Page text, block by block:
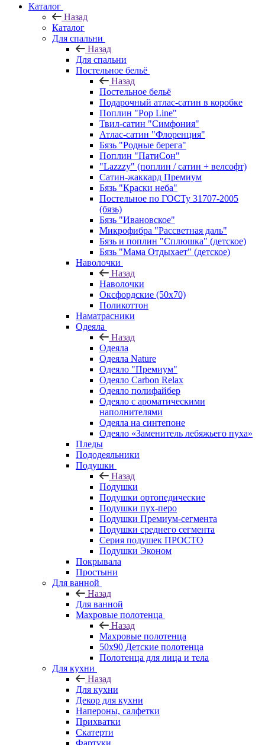
Каталог
Назад
Каталог
Для спальни
Назад
Для спальни
Постельное бельё
Назад
Постельное бельё
Подарочный атлас-сатин в коробке
Поплин "Pop Line"
Твил-сатин "Симфония"
Атлас-сатин "Флоренция"
Бязь "Родные берега"
Поплин "ПатиСон"
"Lazzzy" (поплин / сатин + велсофт)
Сатин-жаккард Премиум
Бязь "Краски неба"
Постельное по ГОСТу 31707-2005
(бязь)
Бязь "Ивановское"
Микрофибра "Рассветная даль"
Бязь и поплин "Сплюшка" (детское)
Бязь "Мама Отдыхает" (детское)
Наволочки
Назад
Наволочки
Оксфордские (50х70)
Поликоттон
Наматрасники
Одеяла
Назад
Одеяла
Одеяла Nature
Одеяло "Премиум"
Одеяло Carbon Relax
Одеяло полифайбер
Одеяло с ароматическими
наполнителями
Одеяла на синтепоне
Одеяло «Заменитель лебяжьего пуха»
Пледы
Пододеяльники
Подушки
Назад
Подушки
Подушки ортопедические
Подушки пух-перо
Подушки Премиум-сегмента
Подушки среднего сегмента
Серия подушек ПРОСТО
Подушки Эконом
Покрывала
Простыни
Для ванной
Назад
Для ванной
Махровые полотенца
Назад
Махровые полотенца
50х90 Детские полотенца
Полотенца для лица и тела
Для кухни
Назад
Для кухни
Декор для кухни
Напероны, салфетки
Прихватки
Скатерти
Фартуки